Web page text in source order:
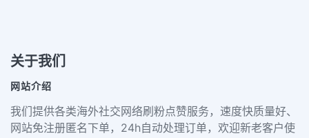
关于我们
网站介绍
我们提供各类海外社交网络刷粉点赞服务，速度快质量好、
网站免注册匿名下单，24h自动处理订单，欢迎新老客户使